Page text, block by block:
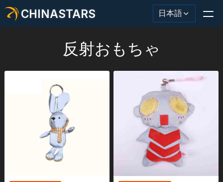
CHINASTARS 日本語
反射材・テープ
ファッション反射生地
暗闇で光る素材
反射おもちゃ